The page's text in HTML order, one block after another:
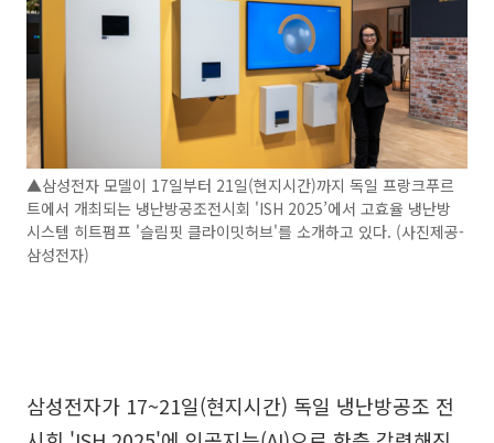
▲삼성전자 모델이 17일부터 21일(현지시간)까지 독일 프랑크푸르
트에서 개최되는 냉난방공조전시회 'ISH 2025’에서 고효율 냉난방
시스템 히트펌프 '슬림핏 클라이밋허브'를 소개하고 있다. (사진제공-
삼성전자)
삼성전자가 17~21일(현지시간) 독일 냉난방공조 전